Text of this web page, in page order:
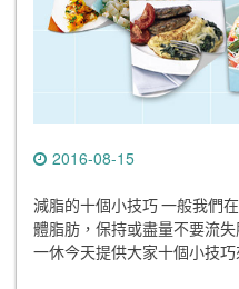
2016-08-15
減脂的十個小技巧 一般我們
體脂肪，保持或盡量不要流
一休今天提供大家十個小技